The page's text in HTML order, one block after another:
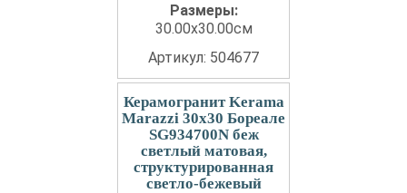
Размеры:
30.00x30.00см
Артикул: 504677
Керамогранит Kerama
Marazzi 30x30 Бореале
SG934700N беж
светлый матовая,
структурированная
светло-бежевый